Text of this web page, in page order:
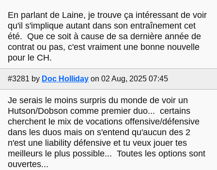
En parlant de Laine, je trouve ça intéressant de voir
qu'il s'implique autant dans son entraînement cet
été. Que ce soit à cause de sa dernière année de
contrat ou pas, c'est vraiment une bonne nouvelle
pour le CH.
#3281 by Doc Holliday on 02 Aug, 2025 07:45
Je serais le moins surpris du monde de voir un
Hutson/Dobson comme premier duo... certains
cherchent le mix de vocations offensive/défensive
dans les duos mais on s'entend qu'aucun des 2
n'est une liability défensive et tu veux jouer tes
meilleurs le plus possible... Toutes les options sont
ouvertes...